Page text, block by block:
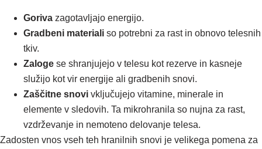
Goriva zagotavljajo energijo.
Gradbeni materiali so potrebni za rast in obnovo telesnih
tkiv.
Zaloge se shranjujejo v telesu kot rezerve in kasneje
služijo kot vir energije ali gradbenih snovi.
Zaščitne snovi vključujejo vitamine, minerale in
elemente v sledovih. Ta mikrohranila so nujna za rast,
vzdrževanje in nemoteno delovanje telesa.
Zadosten vnos vseh teh hranilnih snovi je velikega pomena za